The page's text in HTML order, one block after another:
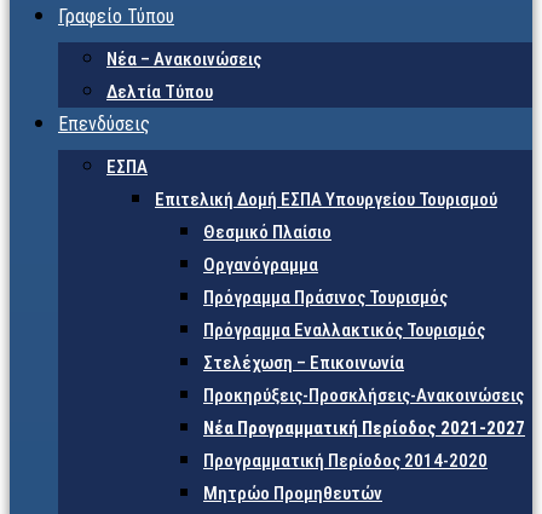
Γραφείο Τύπου
Νέα – Ανακοινώσεις
Δελτία Τύπου
Επενδύσεις
ΕΣΠΑ
Επιτελική Δομή ΕΣΠΑ Υπουργείου Τουρισμού
Θεσμικό Πλαίσιο
Οργανόγραμμα
Πρόγραμμα Πράσινος Τουρισμός
Πρόγραμμα Εναλλακτικός Τουρισμός
Στελέχωση – Επικοινωνία
Προκηρύξεις-Προσκλήσεις-Ανακοινώσεις
Νέα Προγραμματική Περίοδος 2021-2027
Προγραμματική Περίοδος 2014-2020
Μητρώο Προμηθευτών